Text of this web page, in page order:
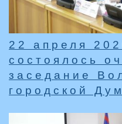
22 апреля
состоялось
заседание
городской